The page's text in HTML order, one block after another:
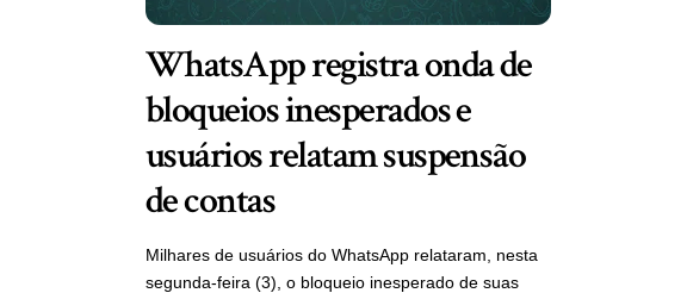
WhatsApp registra onda de
bloqueios inesperados e
usuários relatam suspensão
de contas
Milhares de usuários do WhatsApp relataram, nesta
segunda-feira (3), o bloqueio inesperado de suas